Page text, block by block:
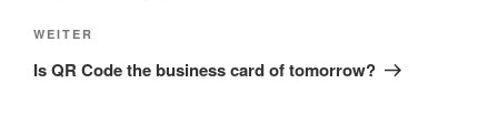
Nächster
Beitrag
WEITER
Is QR Code the business card of tomorrow?